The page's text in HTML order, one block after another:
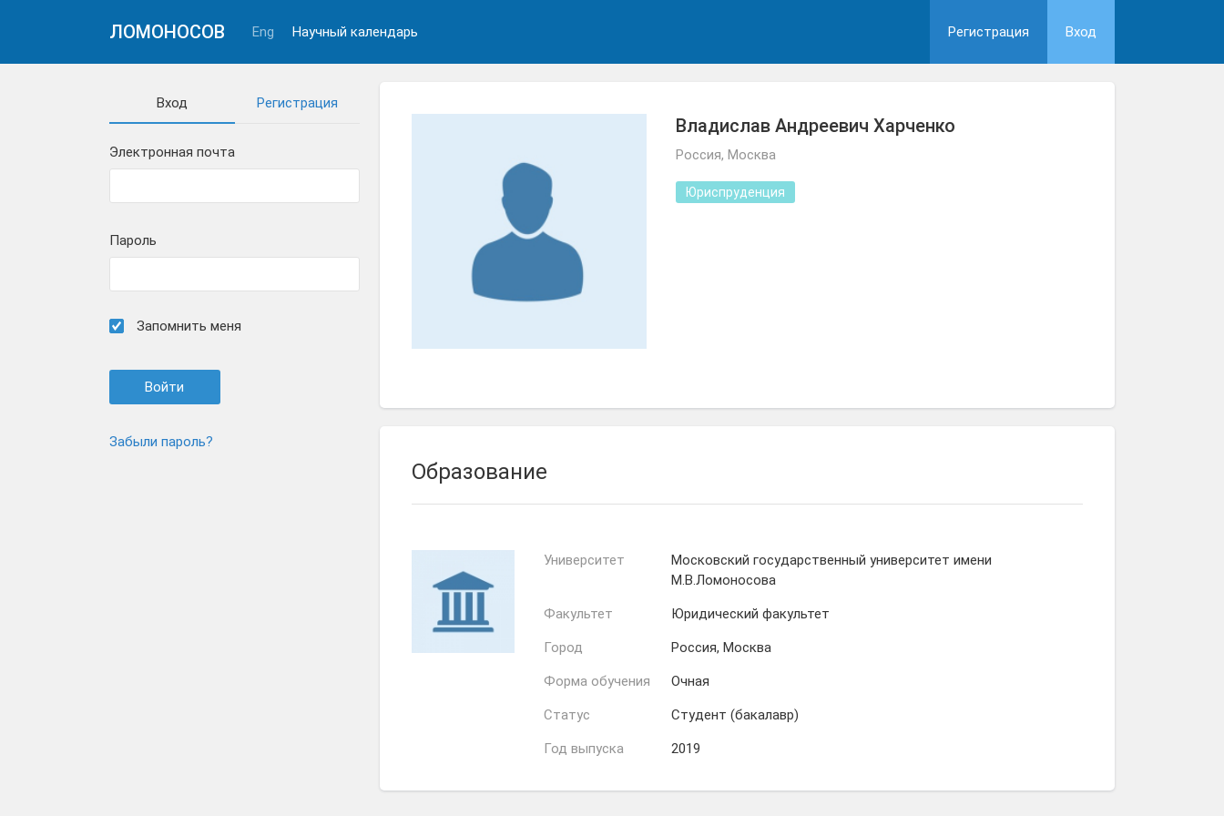
ЛОМОНОСОВ Eng Научный календарь Регистрация Вход
Вход Регистрация
Электронная почта
Пароль
Запомнить меня
Забыли пароль?
Владислав Андреевич Харченко
Россия, Москва
Юриспруденция
Образование
Университет
Московский государственный университет имени
М.В.Ломоносова
Факультет Юридический факультет
Город Россия, Москва
Форма обучения Очная
Статус Студент (бакалавр)
Год выпуска 2019